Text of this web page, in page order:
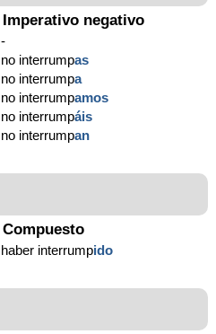
Imperativo negativo
-
no interrumpas
no interrumpa
no interrumpamos
no interrumpáis
no interrumpan
Compuesto
haber interrumpido